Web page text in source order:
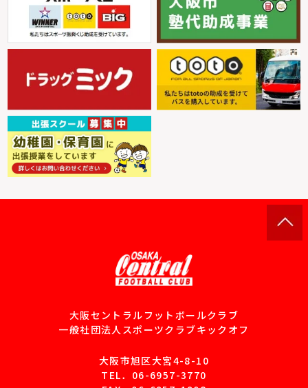
大阪セントラルフットボールクラブ
一般社団法人スポーツクラブキックオフ
大阪市旭区大宮4-8-10
TEL． 06-6957-3770